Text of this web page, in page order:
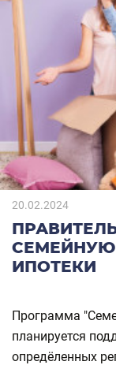
20.02.2024
ИПОТЕКИ
Программа
планируется
опредёленных